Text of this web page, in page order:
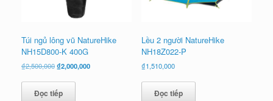
Túi ngủ lông vũ NatureHike
NH15D800-K 400G
₫2,500,000Giá
là:
₫2,500,000.
₫2,000,000Giá
Đọc tiếp
Lều 2 người NatureHike
NH18Z022-P
₫1,510,000
Đọc tiếp